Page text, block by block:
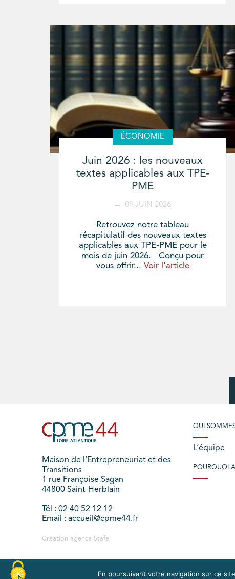
ÉCONOMIE
Juin 2026 : les nouveaux
textes applicables aux TPE-
PME
04 JUIN 2026
Retrouvez notre tableau
récapitulatif des nouveaux textes
applicables aux TPE-PME pour le
mois de juin 2026. Conçu pour
vous offrir... Voir l'article
Maison de l’Entrepreneuriat et des
Transitions
1 rue Françoise Sagan
44800 Saint-Herblain
Tél : 02 40 52 12 12
Email : accueil@cpme44.fr
Création agence Stafe
QUI
L’équipe
POURQUOI
MENTIONS LÉGALES
En poursuivant votre navigation sur ce